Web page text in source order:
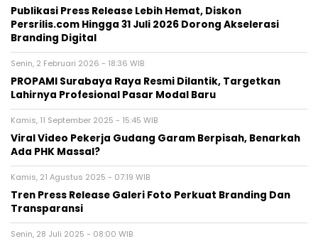
Publikasi Press Release Lebih Hemat, Diskon
Persrilis.com Hingga 31 Juli 2026 Dorong Akselerasi
Branding Digital
Senin, 2 Februari 2026 - 18:36 WIB
PROPAMI Surabaya Raya Resmi Dilantik, Targetkan
Lahirnya Profesional Pasar Modal Baru
Kamis, 11 September 2025 - 15:45 WIB
Viral Video Pekerja Gudang Garam Berpisah, Benarkah
Ada PHK Massal?
Kamis, 21 Agustus 2025 - 07:19 WIB
Tren Press Release Galeri Foto Perkuat Branding Dan
Transparansi
Senin, 28 Juli 2025 - 08:00 WIB